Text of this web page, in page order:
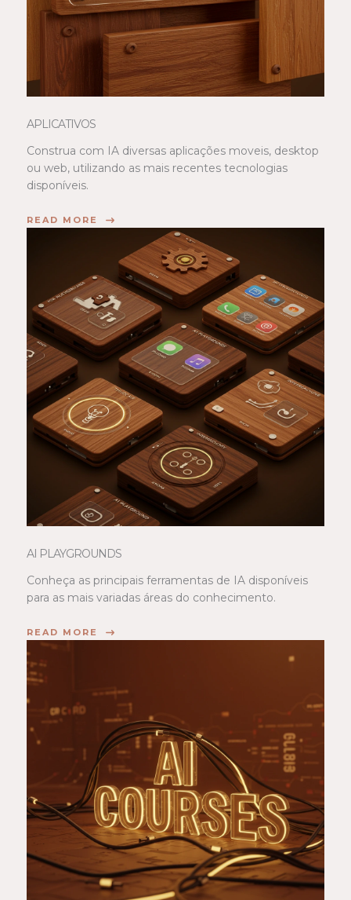
APLICATIVOS
Construa com IA diversas aplicações moveis, desktop
ou web, utilizando as mais recentes tecnologias
disponíveis.
READ MORE
AI PLAYGROUNDS
Conheça as principais ferramentas de IA disponíveis
para as mais variadas áreas do conhecimento.
READ MORE